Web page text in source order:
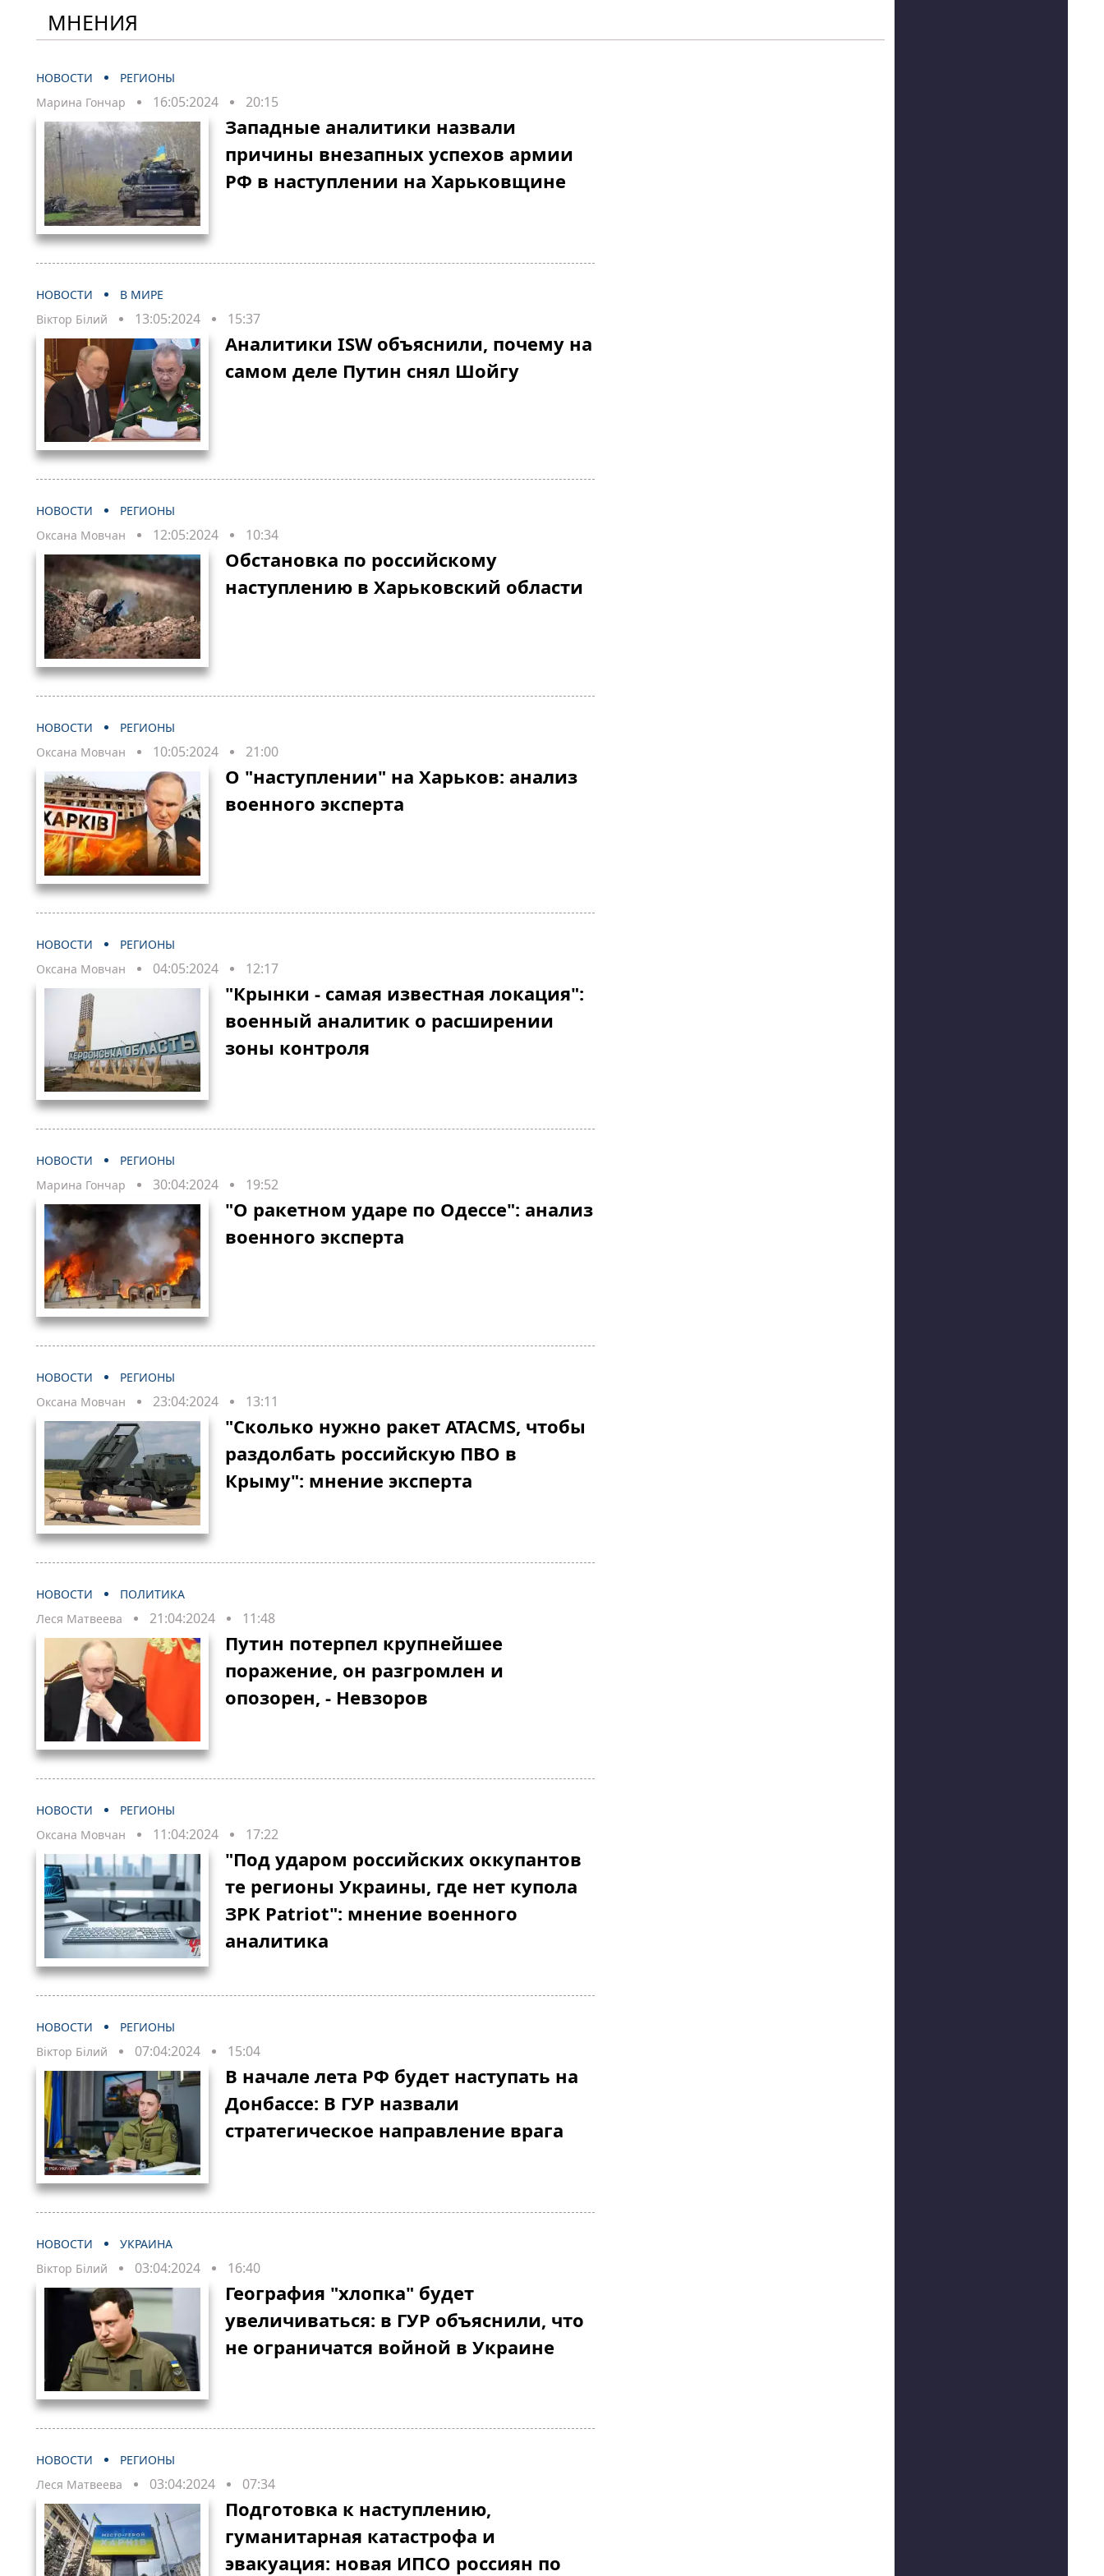
МНЕНИЯ
НОВОСТИ
РЕГИОНЫ
Марина Гончар
16:05:2024 20:15
Западные аналитики назвали
причины внезапных успехов армии
РФ в наступлении на Харьковщине
НОВОСТИ
В МИРЕ
Віктор Білий
13:05:2024 15:37
Аналитики ISW объяснили, почему на
самом деле Путин снял Шойгу
НОВОСТИ
РЕГИОНЫ
Оксана Мовчан
12:05:2024 10:34
Обстановка по российскому
наступлению в Харьковский области
НОВОСТИ
РЕГИОНЫ
Оксана Мовчан
10:05:2024 21:00
О "наступлении" на Харьков: анализ
военного эксперта
НОВОСТИ
РЕГИОНЫ
Оксана Мовчан
04:05:2024 12:17
"Крынки - самая известная локация":
военный аналитик о расширении
зоны контроля
НОВОСТИ
РЕГИОНЫ
Марина Гончар
30:04:2024 19:52
"О ракетном ударе по Одессе": анализ
военного эксперта
НОВОСТИ
РЕГИОНЫ
Оксана Мовчан
23:04:2024 13:11
"Сколько нужно ракет ATACMS, чтобы
раздолбать российскую ПВО в
Крыму": мнение эксперта
НОВОСТИ
ПОЛИТИКА
Леся Матвеева
21:04:2024 11:48
Путин потерпел крупнейшее
поражение, он разгромлен и
опозорен, - Невзоров
НОВОСТИ
РЕГИОНЫ
Оксана Мовчан
11:04:2024 17:22
"Под ударом российских оккупантов
те регионы Украины, где нет купола
ЗРК Patriot": мнение военного
аналитика
НОВОСТИ
РЕГИОНЫ
Віктор Білий
07:04:2024 15:04
В начале лета РФ будет наступать на
Донбассе: В ГУР назвали
стратегическое направление врага
НОВОСТИ
УКРАИНА
Віктор Білий
03:04:2024 16:40
География "хлопка" будет
увеличиваться: в ГУР объяснили, что
не ограничатся войной в Украине
НОВОСТИ
РЕГИОНЫ
Леся Матвеева
03:04:2024 07:34
Подготовка к наступлению,
гуманитарная катастрофа и
эвакуация: новая ИПСО россиян по